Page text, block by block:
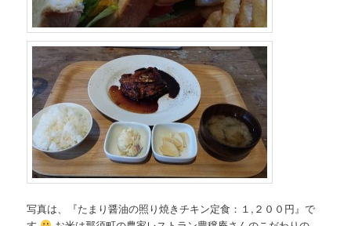
写真は、『たまり醤油の照り焼きチキン定食：１,２００円』で